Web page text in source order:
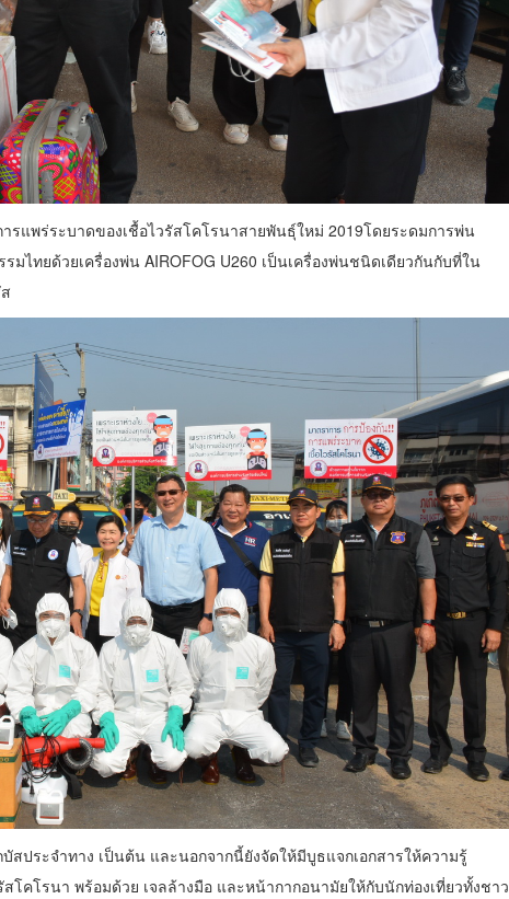
รแพร่ระบาดของเชื้อไวรัสโคโรนาสายพันธุ์ใหม่ 2019โดยระดมการพ่น
มไทยด้วยเครื่องพ่น AIROFOG U260 เป็นเครื่องพ่นชนิดเดียวกันกับที่ใน
ประจำทาง เป็นต้น และนอกจากนี้ยังจัดให้มีบูธแจกเอกสารให้ความรู้
โคโรนา พร้อมด้วย เจลล้างมือ และหน้ากากอนามัยให้กับนักท่องเที่ยวทั้งชาว